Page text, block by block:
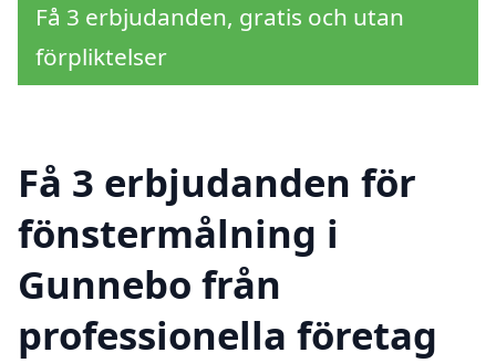
Få 3 erbjudanden, gratis och utan
förpliktelser
Få 3 erbjudanden för
fönstermålning i
Gunnebo från
professionella företag